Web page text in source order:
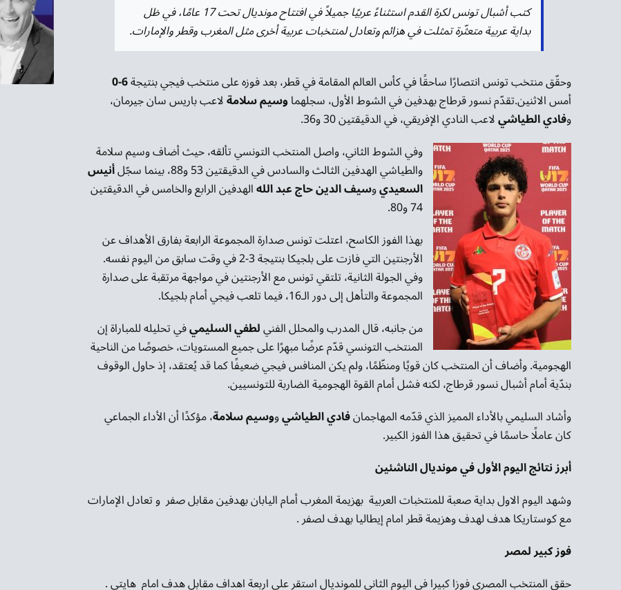
كتب أشبال تونس لكرة القدم استثناءً عربيًا جميلاً في افتتاح مونديال تحت 17 عامًا، في ظل
بداية عربية متعثّرة تمثلت في هزائم وتعادل لمنتخبات عربية أخرى مثل المغرب وقطر والإمارات.
وحقّق منتخب تونس انتصارًا ساحقًا في كأس العالم المقامة في قطر، بعد فوزه على منتخب فيجي بنتيجة6-0
أمس الاثنين.تقدّم نسور قرطاج بهدفين في الشوط الأول، سجلهماوسيم سلامةلاعب باريس سان جيرمان،
وفادي الطياشيلاعب النادي الإفريقي، في الدقيقتين 30 و36.
وفي الشوط الثاني، واصل المنتخب التونسي تألقه، حيث أضاف وسيم سلامة
والطياشي الهدفين الثالث والسادس في الدقيقتين 53 و88، بينما سجّل أنيس
السعيديوسيف الدين حاج عبد اللهالهدفين الرابع والخامس في الدقيقتين
74 و80.
بهذا الفوز الكاسح، اعتلت تونس صدارة المجموعة الرابعة بفارق الأهداف عن
الأرجنتين التي فازت على بلجيكا بنتيجة 3-2 في وقت سابق من اليوم نفسه.
وفي الجولة الثانية، تلتقي تونس مع الأرجنتين في مواجهة مرتقبة على صدارة
المجموعة والتأهل إلى دور الـ16، فيما تلعب فيجي أمام بلجيكا.
من جانبه، قال المدرب والمحلل الفنيلطفي السليميفي تحليله للمباراة إن
المنتخب التونسي قدّم عرضًا مبهِرًا على جميع المستويات، خصوصًا من الناحية
الهجومية. وأضاف أن المنتخب كان قويًا ومنظّمًا، ولم يكن المنافس فيجي ضعيفًا كما قد يُعتقد، إذ حاول الوقوف
بندّية أمام أشبال نسور قرطاج، لكنه فشل أمام القوة الهجومية الضاربة للتونسيين.
وأشاد السليمي بالأداء المميز الذي قدّمه المهاجمانفادي الطياشيووسيم سلامة، مؤكدًا أن الأداء الجماعي
كان عاملًا حاسمًا في تحقيق هذا الفوز الكبير.
أبرز نتائج اليوم الأول في مونديال الناشئين
وشهد اليوم الاول بداية صعبة للمنتخبات العربية بهزيمة المغرب أمام اليابان بهدفين مقابل صفر و تعادل الإمارات
مع كوستاريكا هدف لهدف وهزيمة قطر امام إيطاليا بهدف لصفر .
فوز كبير لمصر
حقق المنتخب المصري فوزا كبيرا في اليوم الثاني للمونديال استقر على اربعة اهداف مقابل هدف امام هايتي .